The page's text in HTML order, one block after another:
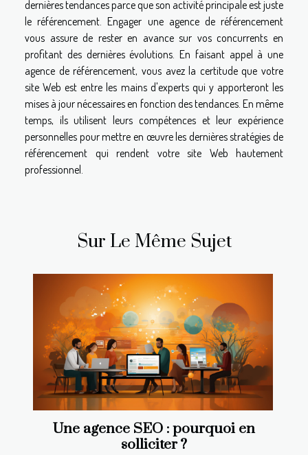
dernières tendances parce que son activité principale est juste
le référencement. Engager une agence de référencement
vous assure de rester en avance sur vos concurrents en
profitant des dernières évolutions. En faisant appel à une
agence de référencement, vous avez la certitude que votre
site Web est entre les mains d'experts qui y apporteront les
mises à jour nécessaires en fonction des tendances. En même
temps, ils utilisent leurs compétences et leur expérience
personnelles pour mettre en œuvre les dernières stratégies de
référencement qui rendent votre site Web hautement
professionnel.
Sur Le Même Sujet
Une agence SEO : pourquoi en
solliciter ?